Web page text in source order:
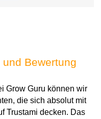
Bewertung
Grow Guru können wir
die sich absolut mit
Trustami decken. Das